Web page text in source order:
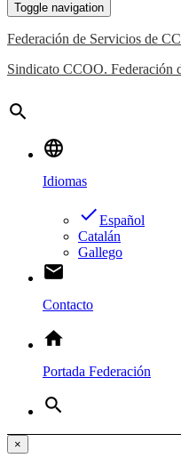
Toggle navigation
Federación de Servicios de
Sindicato CCOO. Federación
search
language
Idiomas
doneEspañol
Catalán
Gallego
email
Contacto
home
Portada Federación
search
×